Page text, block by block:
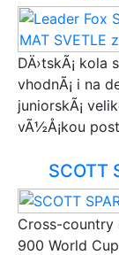
DÄ›tskÃ¡
vhodnÃ¡ i na
juniorskÃ¡
vÃ½Å¡kou
SCOTT
Cross-
900 World